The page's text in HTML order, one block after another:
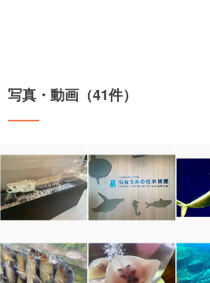
写真・動画（41件）